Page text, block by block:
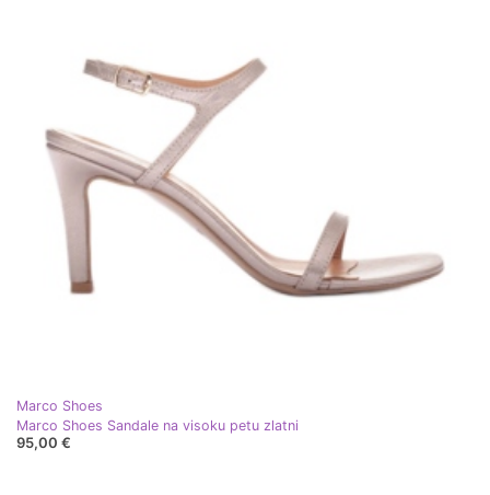
Marco Shoes
Marco Shoes Sandale na visoku petu zlatni
95,00 €